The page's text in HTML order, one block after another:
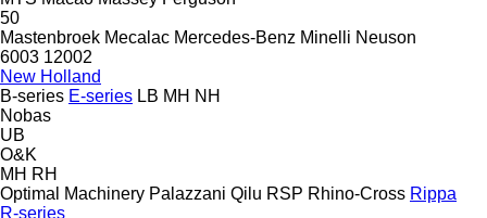
50
Mastenbroek Mecalac Mercedes-Benz Minelli Neuson
6003 12002
New Holland
B-series E-series LB MH NH
Nobas
UB
O&K
MH RH
Optimal Machinery Palazzani Qilu RSP Rhino-Cross Rippa
R-series